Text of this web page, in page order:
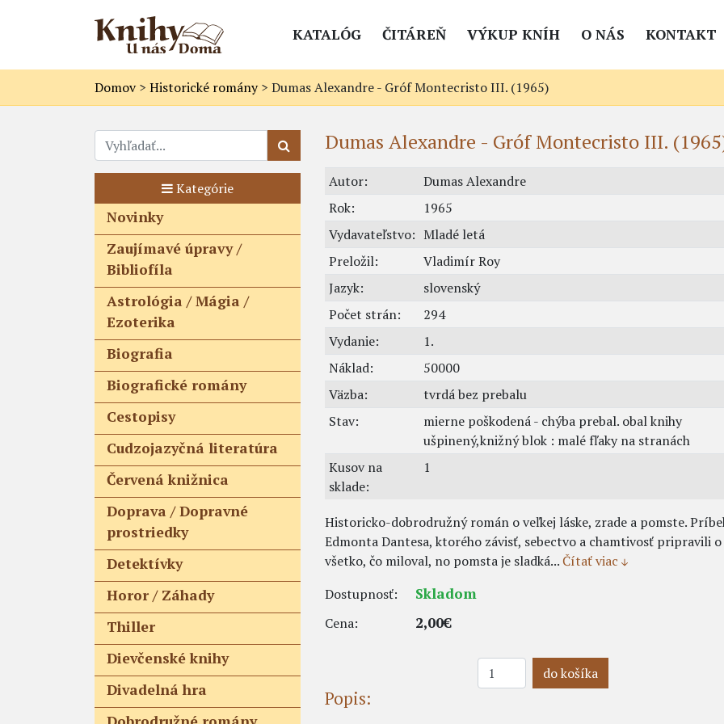
KATALÓG ČITÁREŇ VÝKUP KNÍH O NÁS KONTAKT
Domov> Historické romány> Dumas Alexandre - Gróf Montecristo III. (1965)
Kategórie
Novinky
Zaujímavé úpravy /
Bibliofíla
Astrológia / Mágia /
Ezoterika
Biografia
Biografické romány
Cestopisy
Cudzojazyčná literatúra
Červená knižnica
Doprava / Dopravné
prostriedky
Detektívky
Horor / Záhady
Thiller
Dievčenské knihy
Divadelná hra
Dumas Alexandre - Gróf Montecristo III.
Autor:
Dumas Alexandre
Rok:
1965
Vydavateľstvo: Mladé letá
Preložil:
Vladimír Roy
Jazyk:
slovenský
Počet strán:
294
Vydanie:
1.
Náklad:
50000
Väzba:
tvrdá bez prebalu
Stav:
mierne poškodená - chýba prebal. obal knihy
ušpinený,knižný blok : malé fľaky na stranách
Kusov na
sklade:
1
Historicko-dobrodružný román o veľkej láske, zrade a pomste.
Edmonta Dantesa, ktorého závisť, sebectvo a chamtivosť pripravili o
všetko, čo miloval, no pomsta je sladká...Čítať viac
Dostupnosť:
Skladom
Cena: 2,00€
do košíka
Popis: